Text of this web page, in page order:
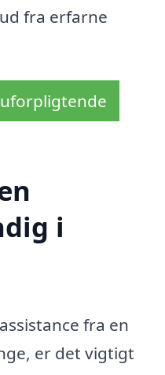
fra erfarne
i
fra en
er det vigtigt